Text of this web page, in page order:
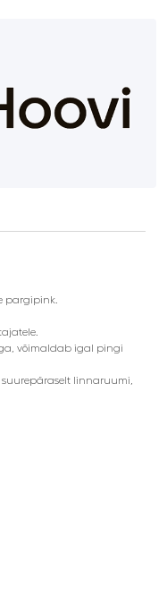
pargipink.
võimaldab igal pingi
linnaruumi,